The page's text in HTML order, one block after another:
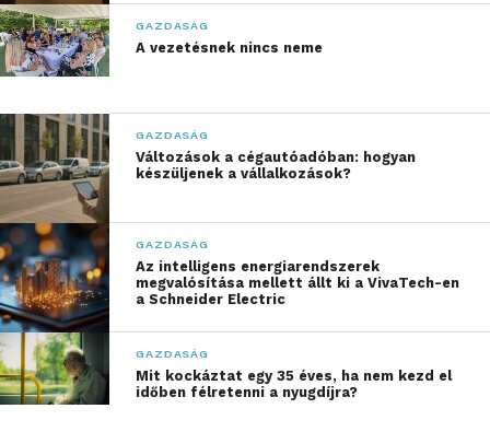
„A balatoni új építésű
lakáspiac továbbra is
látható, hogy a fejlesztők
óvatosabban indítanak új
beruházásokat. A kínálat
fokozatos szűkülése
mellett az árak
emelkedése folytatódik,
ami részben a vízparti
fejlesztések korlátozott
GAZDASÁG
A vezetésnek nincs neme
GAZDASÁG
Változások a cégautóadóban: hogyan
készüljenek a vállalkozások?
GAZDASÁG
Az intelligens energiarendszerek
megvalósítása mellett állt ki a VivaTech-en
a Schneider Electric
GAZDASÁG
Mit kockáztat egy 35 éves, ha nem kezd el
időben félretenni a nyugdíjra?